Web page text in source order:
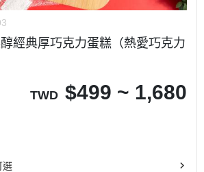
醇經典厚巧克力蛋糕（熱愛巧克力
TWD $499 ~ 1,680
選